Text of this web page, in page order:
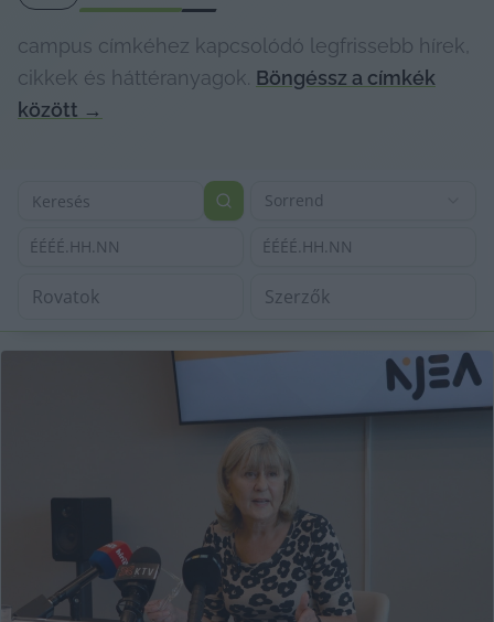
campus címkéhez kapcsolódó legfrissebb hírek,
cikkek és háttéranyagok. Böngéssz a címkék
között →
Sorrend
ÉÉÉÉ.HH.NN ÉÉÉÉ.HH.NN